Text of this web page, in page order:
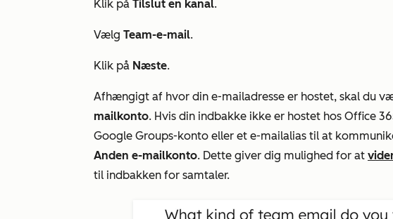
Klik på Tilslut en kanal.
Vælg Team-e-mail.
Klik på Næste.
Afhængigt af hvor din e-mailadresse er hostet, skal du
mailkonto. Hvis din indbakke ikke er hostet hos Office
Google Groups-konto eller et e-mailalias til at
Anden e-mailkonto. Dette giver dig mulighed for at
til indbakken for samtaler.